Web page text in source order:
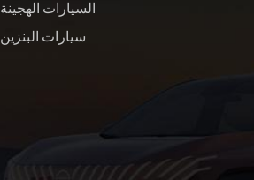
السيارات الهجينة
سيارات البنزين